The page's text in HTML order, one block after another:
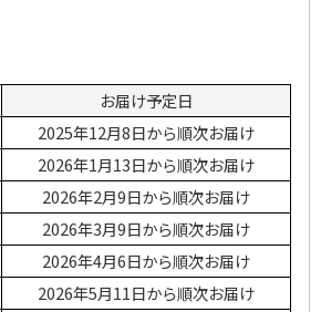
お届け予定日
2025年12月8日から順次お届け
2026年1月13日から順次お届け
2026年2月9日から順次お届け
2026年3月9日から順次お届け
2026年4月6日から順次お届け
2026年5月11日から順次お届け